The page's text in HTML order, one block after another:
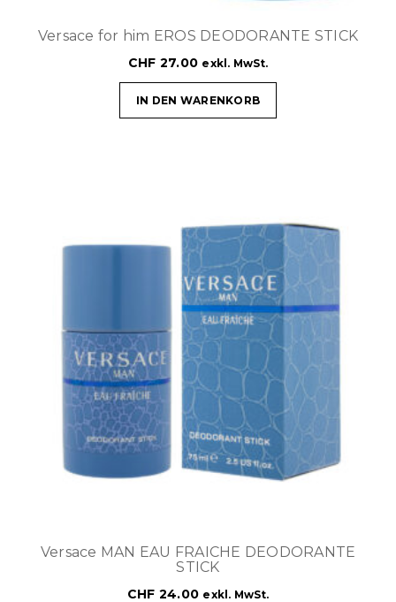
Versace for him EROS DEODORANTE STICK
CHF 27.00 exkl. MwSt.
IN DEN WARENKORB
Versace MAN EAU FRAICHE DEODORANTE
STICK
CHF 24.00 exkl. MwSt.